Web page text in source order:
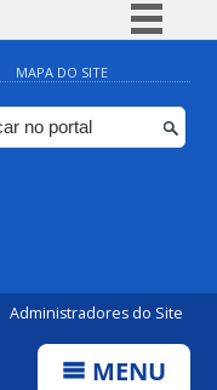
Simplifique!
Comunica BR
Participe
MAPA DO SITE
Administradores do Site
MENU